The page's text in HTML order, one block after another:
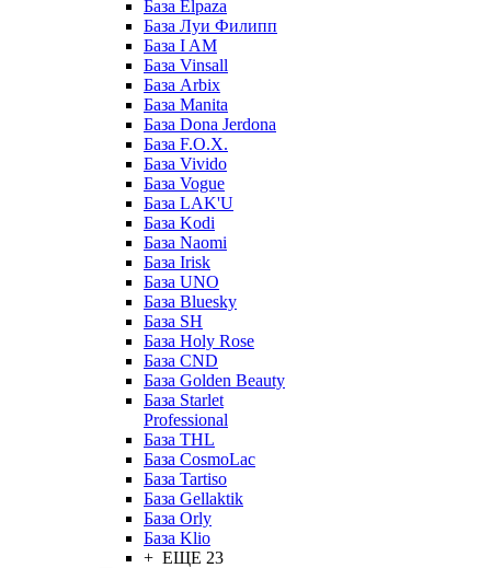
База Elpaza
База Луи Филипп
База I AM
База Vinsall
База Arbix
База Manita
База Dona Jerdona
База F.O.X.
База Vivido
База Vogue
База LAK'U
База Kodi
База Naomi
База Irisk
База UNO
База Bluesky
База SH
База Holy Rose
База CND
База Golden Beauty
База Starlet
Professional
База THL
База CosmoLac
База Tartiso
База Gellaktik
База Orly
База Klio
+ ЕЩЕ 23